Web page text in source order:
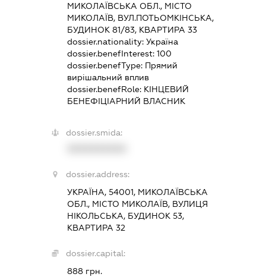
МИКОЛАЇВСЬКА ОБЛ., МІСТО
МИКОЛАЇВ, ВУЛ.ПОТЬОМКІНСЬКА,
БУДИНОК 81/83, КВАРТИРА 33
dossier.nationality: Україна
dossier.benefInterest: 100
dossier.benefType: Прямий
вирішальний вплив
dossier.benefRole: КІНЦЕВИЙ
БЕНЕФІЦІАРНИЙ ВЛАСНИК
dossier.smida:
dossier.address:
УКРАЇНА, 54001, МИКОЛАЇВСЬКА
ОБЛ., МІСТО МИКОЛАЇВ, ВУЛИЦЯ
НІКОЛЬСЬКА, БУДИНОК 53,
КВАРТИРА 32
dossier.capital:
888 грн.